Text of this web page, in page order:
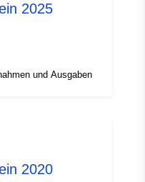
2025
und Ausgaben
2020